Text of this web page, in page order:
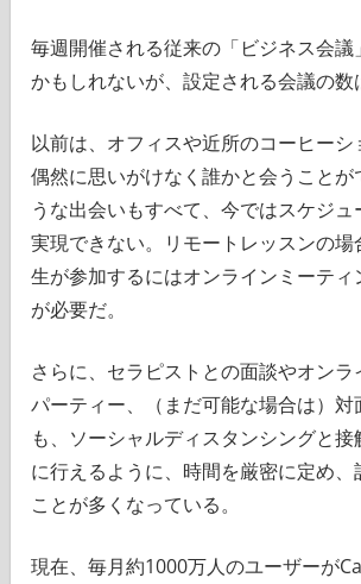
毎週開催される従来の「ビジネス会議
かもしれないが、設定される会議の数
以前は、オフィスや近所のコーヒー
偶然に思いがけなく誰かと会うことが
うな出会いもすべて、今ではスケジ
実現できない。リモートレッスンの場
生が参加するにはオンラインミーティ
が必要だ。
さらに、セラピストとの面談やオン
パーティー、（まだ可能な場合は）対
も、ソーシャルディスタンシングと
に行えるように、時間を厳密に定め、
ことが多くなっている。
現在、毎月約1000万人のユーザーが